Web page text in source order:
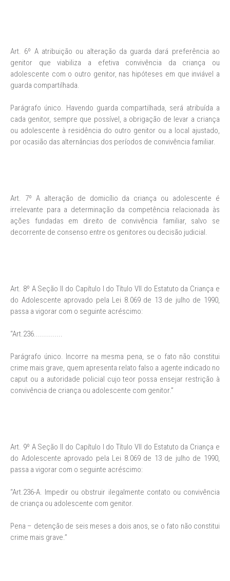
Art. 6º A atribuição ou alteração da guarda dará preferência ao
genitor que viabiliza a efetiva convivência da criança ou
adolescente com o outro genitor, nas hipóteses em que inviável a
guarda compartilhada.
Parágrafo único. Havendo guarda compartilhada, será atribuída a
cada genitor, sempre que possível, a obrigação de levar a criança
ou adolescente à residência do outro genitor ou a local ajustado,
por ocasião das alternâncias dos períodos de convivência familiar.
Art. 7º A alteração de domicílio da criança ou adolescente é
irrelevante para a determinação da competência relacionada às
ações fundadas em direito de convivência familiar, salvo se
decorrente de consenso entre os genitores ou decisão judicial.
Art. 8º A Seção II do Capítulo I do Título VII do Estatuto da Criança e
do Adolescente aprovado pela Lei 8.069 de 13 de julho de 1990,
passa a vigorar com o seguinte acréscimo:
“Art.236..............
Parágrafo único. Incorre na mesma pena, se o fato não constitui
crime mais grave, quem apresenta relato falso a agente indicado no
caput ou a autoridade policial cujo teor possa ensejar restrição à
convivência de criança ou adolescente com genitor.”
Art. 9º A Seção II do Capítulo I do Título VII do Estatuto da Criança e
do Adolescente aprovado pela Lei 8.069 de 13 de julho de 1990,
passa a vigorar com o seguinte acréscimo:
“Art.236-A. Impedir ou obstruir ilegalmente contato ou convivência
de criança ou adolescente com genitor.
Pena – detenção de seis meses a dois anos, se o fato não constitui
crime mais grave.”